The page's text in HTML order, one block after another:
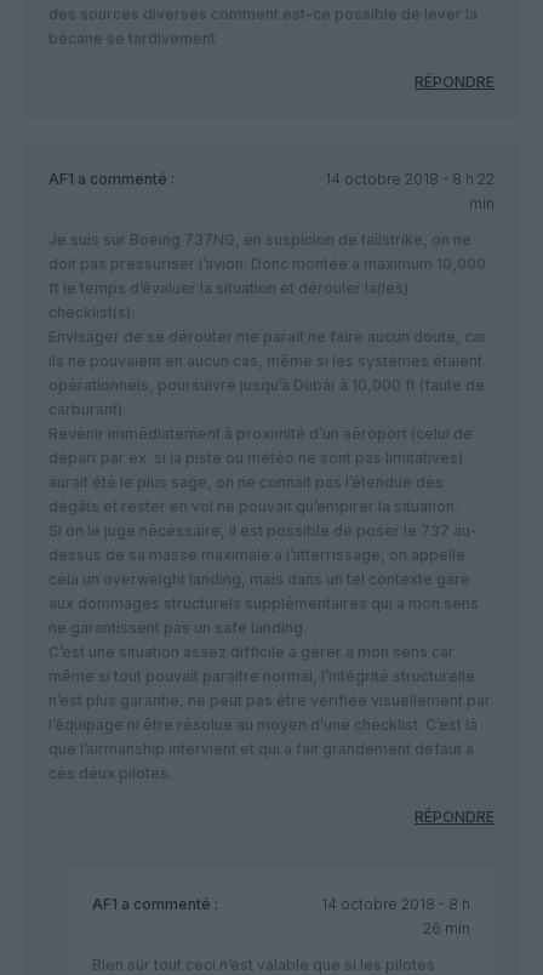
des sources diverses comment est-ce possible de lever la
bécane se tardivement
RÉPONDRE
AF1 a commenté :
14 octobre 2018 - 8 h 22
min
Je suis sur Boeing 737NG, en suspicion de tailstrike, on ne
doit pas pressuriser l’avion. Donc montée à maximum 10,000
ft le temps d’évaluer la situation et dérouler la(les)
checklist(s).
Envisager de se dérouter me parait ne faire aucun doute, car
ils ne pouvaient en aucun cas, même si les systèmes étaient
opérationnels, poursuivre jusqu’à Dubaï à 10,000 ft (faute de
carburant).
Revenir immédiatement à proximité d’un aéroport (celui de
départ par ex. si la piste ou météo ne sont pas limitatives)
aurait été le plus sage, on ne connait pas l’étendue des
dégâts et rester en vol ne pouvait qu’empirer la situation.
Si on le juge nécessaire, il est possible de poser le 737 au-
dessus de sa masse maximale à l’atterrissage, on appelle
cela un overweight landing, mais dans un tel contexte gare
aux dommages structurels supplémentaires qui à mon sens
ne garantissent pas un safe landing.
C’est une situation assez difficile à gérer à mon sens car
même si tout pouvait paraitre normal, l’intégrité structurelle
n’est plus garantie, ne peut pas être vérifiée visuellement par
l’équipage ni être résolue au moyen d’une checklist. C’est là
que l’airmanship intervient et qui a fait grandement défaut à
ces deux pilotes.
RÉPONDRE
AF1 a commenté :
14 octobre 2018 - 8 h
26 min
Bien sûr tout ceci n’est valable que si les pilotes